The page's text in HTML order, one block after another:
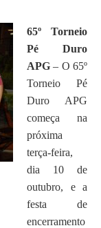
65º Torneio
Pé Duro
APG – O 65º
Torneio Pé
Duro APG
começa na
próxima
terça-feira,
dia 10 de
outubro, e a
festa de
encerramento